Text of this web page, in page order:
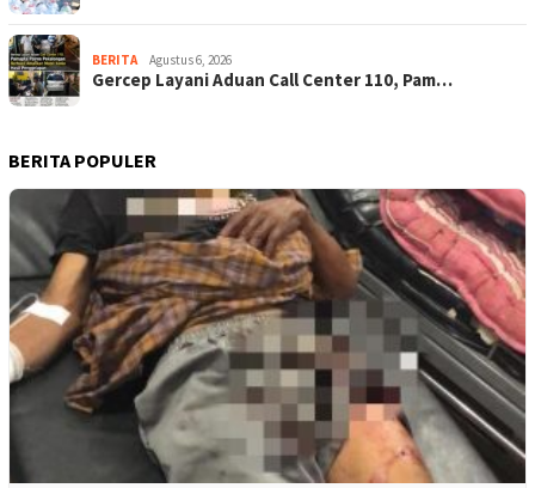
BERITA Agustus 6, 2026
Gercep Layani Aduan Call Center 110, Pam…
BERITA POPULER